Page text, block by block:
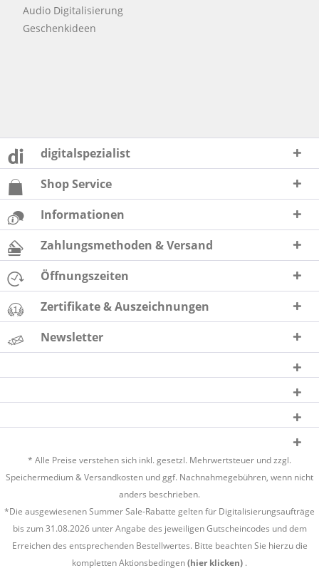
Audio Digitalisierung
Geschenkideen
digitalspezialist
Shop Service
Informationen
Zahlungsmethoden & Versand
Öffnungszeiten
Zertifikate & Auszeichnungen
Newsletter
* Alle Preise verstehen sich inkl. gesetzl. Mehrwertsteuer und zzgl.
Speichermedium &Versandkosten und ggf. Nachnahmegebühren, wenn nicht
anders beschrieben.
*Die ausgewiesenen Summer Sale-Rabatte gelten für Digitalisierungsaufträge
bis zum 31.08.2026 unter Angabe des jeweiligen Gutscheincodes und dem
Erreichen des entsprechenden Bestellwertes. Bitte beachten Sie hierzu die
kompletten Aktionsbedingen(hier klicken) .